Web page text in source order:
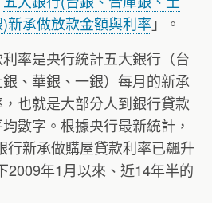
新承做放款金額與利率 」。
率是央行統計五大銀行（台
、華銀、一銀）每月的新承
也就是大部分人到銀行貸款
數字。根據央行最新統計，
行新承做購屋貸款利率已飆升
2009年1月以來、近14年半的